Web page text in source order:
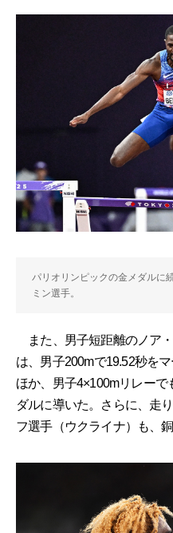
パリオリンピックの金メダルに
ミン選手。
また、男子短距離のノア・
は、男子200mで19.52秒を
ほか、男子4×100mリレー
ダルに導いた。さらに、走
フ選手（ウクライナ）も、